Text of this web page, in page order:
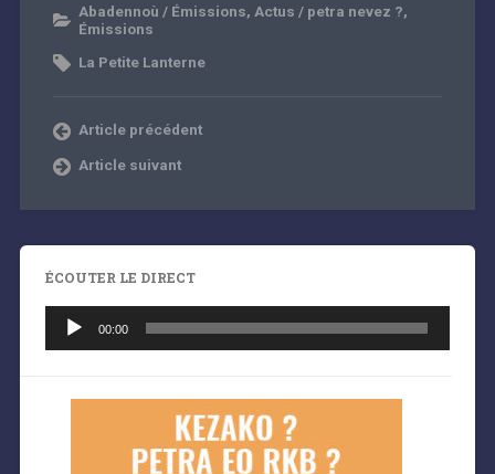
Abadennoù / Émissions, Actus / petra nevez ?,
Émissions
La Petite Lanterne
Article précédent
Article suivant
ÉCOUTER LE DIRECT
audio
00:00